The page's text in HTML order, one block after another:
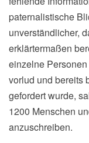
paternalistische
unverständlicher,
erklärtermaßen
einzelne
vorlud und bereits
gefordert wurde,
1200 Menschen
anzuschreiben.